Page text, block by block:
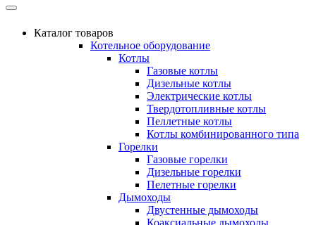
Каталог товаров
Котельное оборудование
Котлы
Газовые котлы
Дизельные котлы
Электрические котлы
Твердотопливные котлы
Пеллетные котлы
Котлы комбинированного типа
Горелки
Газовые горелки
Дизельные горелки
Пелетные горелки
Дымоходы
Двустенные дымоходы
Коаксиальные дымоходы